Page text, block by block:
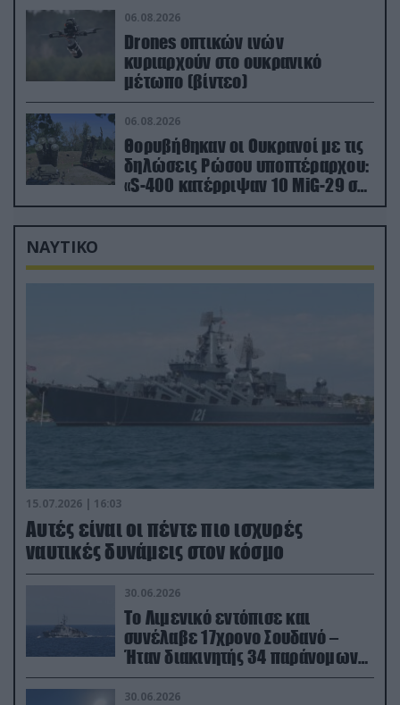
πλήγματα (βίντεο)
06.08.2026
Drones οπτικών ινών
κυριαρχούν στο ουκρανικό
μέτωπο (βίντεο)
06.08.2026
Θορυβήθηκαν οι Ουκρανοί με τις
δηλώσεις Ρώσου υποπτέραρχου:
«S-400 κατέρριψαν 10 MiG-29 σε
μόλις μια μέρα!»
ΝΑΥΤΙΚΟ
15.07.2026 | 16:03
Aυτές είναι οι πέντε πιο ισχυρές
ναυτικές δυνάμεις στον κόσμο
30.06.2026
Το Λιμενικό εντόπισε και
συνέλαβε 17χρονο Σουδανό –
Ήταν διακινητής 34 παράνομων
μεταναστών
30.06.2026